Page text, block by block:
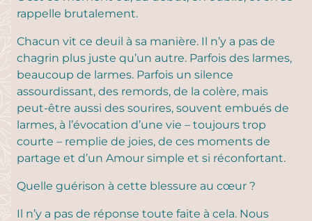
rappelle brutalement.
Chacun vit ce deuil à sa manière. Il n’y a pas de
chagrin plus juste qu’un autre. Parfois des larmes,
beaucoup de larmes. Parfois un silence
assourdissant, des remords, de la colère, mais
peut-être aussi des sourires, souvent embués de
larmes, à l’évocation d’une vie – toujours trop
courte – remplie de joies, de ces moments de
partage et d’un Amour simple et si réconfortant.
Quelle guérison à cette blessure au cœur ?
Il n’y a pas de réponse toute faite à cela. Nous